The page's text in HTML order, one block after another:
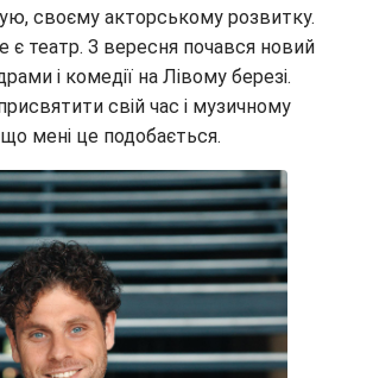
своєму акторському розвитку.
театр. З вересня почався новий
і комедії на Лівому березі.
свій час і музичному
мені це подобається.